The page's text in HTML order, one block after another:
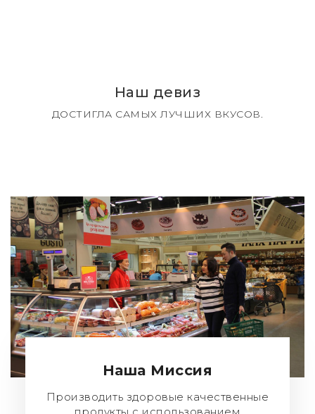
Наш девиз
ДОСТИГЛА САМЫХ ЛУЧШИХ ВКУСОВ.
Наша Миссия
Производить здоровые качественные